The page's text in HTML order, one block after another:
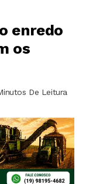
enredo
os
De Leitura